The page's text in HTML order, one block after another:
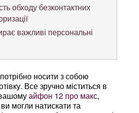
обходу безконтактних
важливі персональні
носити з собою
Все зручно міститься в
айфон 12 про макс,
могли натискати та